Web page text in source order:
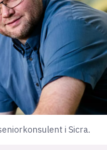
i Sicra.
kontor
apputvikling
design
koder
inn/ut